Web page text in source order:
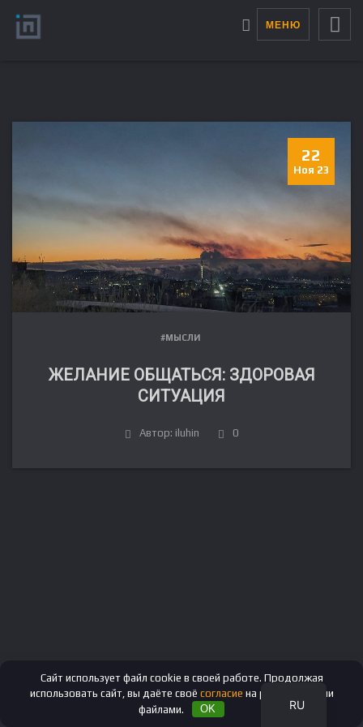
МЕНЮ
22
Ноя 23
#МЫСЛИ
ЖЕЛАНИЕ ОБЩАТЬСЯ: ЗДОРОВАЯ
СИТУАЦИЯ
Автор: iluhin 0
RU
EN
Сайт использует файл cookie в своей работе. Продолжая
использовать сайт, вы даёте своё согласие на работу с этими
файлами.
OK